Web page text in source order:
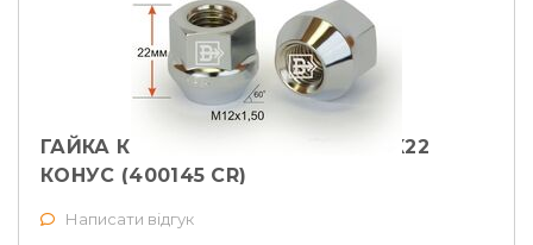
ГАЙКА КОЛІСНА VECTOR M12X1,5X22
КОНУС (400145 CR)
Написати відгук